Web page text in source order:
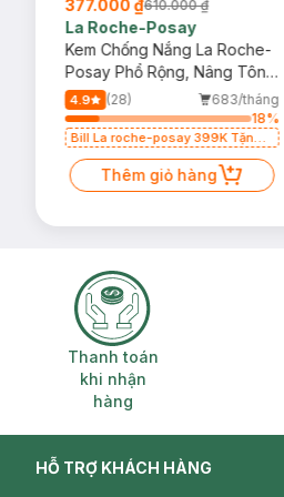
377.000 ₫610.000 ₫
La Roche-Posay
Kem Chống Nắng La Roche-
Posay Phổ Rộng, Nâng Tông
Kiềm Dầu 50ml
4.9 (28)
683/tháng
18%
Bill La roche-posay 399K Tặng
50ml (SL có hạn)
Thêm giỏ hàng
Thanh toán khi nhận
Thanh toán
khi nhận
hàng
HỖ TRỢ KHÁCH HÀNG